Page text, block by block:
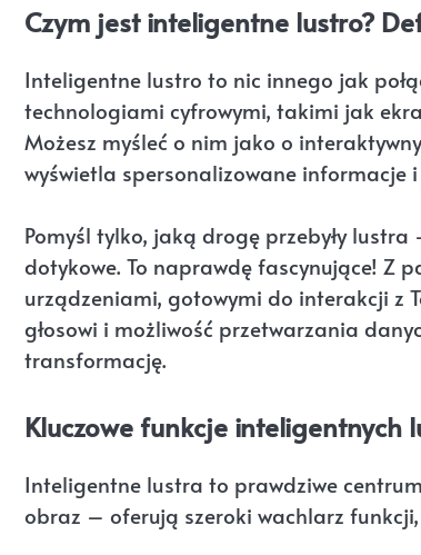
Czym jest inteligentne lustro?
Inteligentne lustro to nic innego jak
technologiami cyfrowymi, takimi jak
Możesz myśleć o nim jako o
wyświetla spersonalizowane informacje
Pomyśl tylko, jaką drogę przebyły
dotykowe. To naprawdę fascynujące! Z
urządzeniami, gotowymi do interakcji z
głosowi i możliwość przetwarzania
transformację.
Kluczowe funkcje inteligentnych
Inteligentne lustra to prawdziwe
obraz – oferują szeroki wachlarz